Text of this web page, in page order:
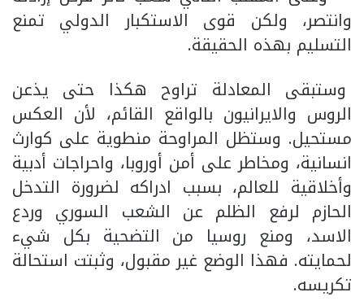
وانتصر، ولكن قوى الاستكبار الدولي تمنع
التسليم بهذه الحقيقة.
وستبقى المعادلة تراوح هكذا حتى يذعن
الروس والايرانيون بالواقع القائم، لأن العكس
مستحيل. وستظل المراوحة منطوية على كوارث
انسانية، ومخاطر على أمن أوروبا، واحراجات أدبية
وأخلاقية للعالم، بسبب ادراكه لضرورة التدخل
الحازم لرفع الظلم عن الشعب السوري وردع
الاسد، ومنع روسيا من التضحية بكل شيء
لحمايته. فهذا الوضع غير مقبول، وثبتت استحالة
تكريسه.